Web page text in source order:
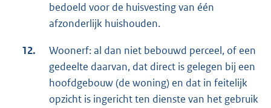
bedoeld voor de huisvesting van één
afzonderlijk huishouden.
12.
Woonerf: al dan niet bebouwd perceel, of een
gedeelte daarvan, dat direct is gelegen bij een
hoofdgebouw (de woning) en dat in feitelijk
opzicht is ingericht ten dienste van het gebruik